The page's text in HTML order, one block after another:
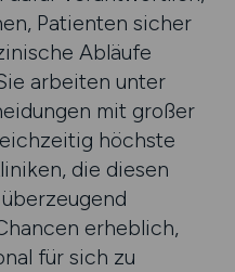
Patienten sicher
Abläufe
arbeiten unter
mit großer
höchste
die diesen
erheblich,
für sich zu